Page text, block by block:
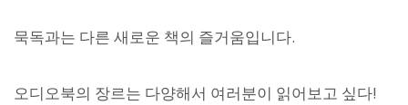
묵독과는 다른 새로운 책의 즐거움입니다.
오디오북의 장르는 다양해서 여러분이 읽어보고 싶다!